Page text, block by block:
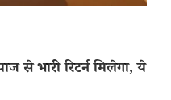
से भारी रिटर्न मिलेगा, ये